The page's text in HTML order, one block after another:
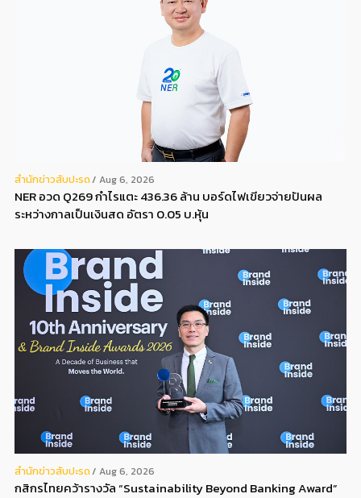
สํานักข่าวสับปะรด Aug 6, 2026
NER อวด Q269 กำไรแตะ 436.36 ล้าน บอร์ดไฟเขียวจ่ายปันผล
ระหว่างกาลเป็นเงินสด อัตรา 0.05 บ.หุ้น
สํานักข่าวสับปะรด Aug 6, 2026
กสิกรไทยคว้ารางวัล “Sustainability Beyond Banking Award”